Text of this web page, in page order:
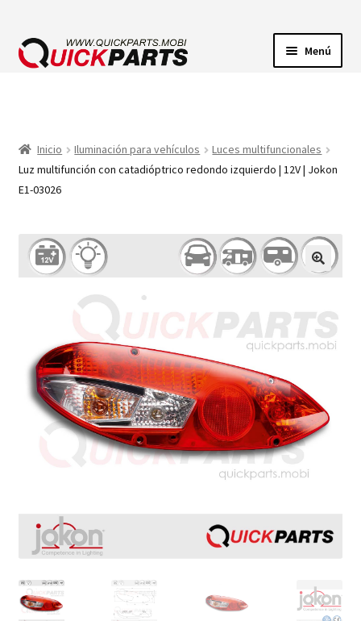
Menú
Inicio Iluminación para vehículos
Luces multifuncionales
Luz multifunción con catadióptrico redondo izquierdo | 12V | Jokon
E1-03026